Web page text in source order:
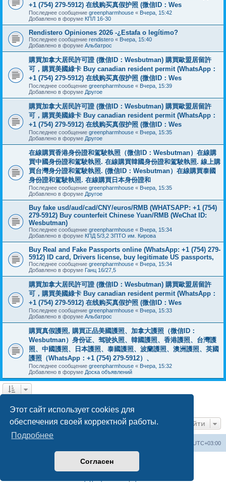
Этот сайт использует cookies для
обеспечения своей корректной работы.
Подробнее
Согласен
+1 (754) 279-5912) 在线购买真假护照 (微信ID：Wes
Последнее сообщение greenpharmhouse « Вчера, 15:42
Добавлено в форуме КПЛ 16-30
Rendistero Opiniones 2026 -¿Estafa o legítimo?
Последнее сообщение rendistero « Вчера, 15:40
Добавлено в форуме Альбатрос
購買加拿大居民許可證 (微信ID：Wesbutman) 購買歐盟居留許
可，購買美國綠卡 Buy canadian resident permit (WhatsApp：
+1 (754) 279-5912) 在线购买真假护照 (微信ID：Wes
Последнее сообщение greenpharmhouse « Вчера, 15:39
Добавлено в форуме Другое
購買加拿大居民許可證 (微信ID：Wesbutman) 購買歐盟居留許
可，購買美國綠卡 Buy canadian resident permit (WhatsApp：
+1 (754) 279-5912) 在线购买真假护照 (微信ID：Wes
Последнее сообщение greenpharmhouse « Вчера, 15:35
Добавлено в форуме Другое
在線購買香港身份證和駕駛執照（微信ID：Wesbutman）在線購
買中國身份證和駕駛執照. 在線購買韓國身份證和駕駛執照. 線上購
買台灣身分證和駕駛執照. (微信ID：Wesbutman）在線購買泰國
身份證和駕駛執照. 在線購買日本身份證和
Последнее сообщение greenpharmhouse « Вчера, 15:35
Добавлено в форуме Другое
Buy fake usd/aud/cad/CNY/euros/RMB (WHATSAPP: +1 (754)
279-5912) Buy counterfeit Chinese Yuan/RMB (WeChat ID:
Wesbutman)
Последнее сообщение greenpharmhouse « Вчера, 15:34
Добавлено в форуме КПД 5/3,2 ЗПТО им. Кирова
Buy Real and Fake Passports online (WhatsApp: +1 (754) 279-
5912) ID card, Drivers license, buy legitimate US passports,
Последнее сообщение greenpharmhouse « Вчера, 15:34
Добавлено в форуме Ганц 16/27,5
購買加拿大居民許可證 (微信ID：Wesbutman) 購買歐盟居留許
可，購買美國綠卡 Buy canadian resident permit (WhatsApp：
+1 (754) 279-5912) 在线购买真假护照 (微信ID：Wes
Последнее сообщение greenpharmhouse « Вчера, 15:33
Добавлено в форуме Альбатрос
購買真假護照, 購買正品美國護照、加拿大護照（微信ID：
Wesbutman）身份证、驾驶执照、韓國護照、香港護照、台灣護
照、中國護照、日本護照、泰國護照、波蘭護照、澳洲護照、英國
護照（WhatsApp：+1 (754) 279-5912）、
Последнее сообщение greenpharmhouse « Вчера, 15:32
Добавлено в форуме Доска объявлений
Перейти
UTC+03:00
Создано на основеphpBB® Forum Software © phpBB Limited
Русская поддержка phpBB